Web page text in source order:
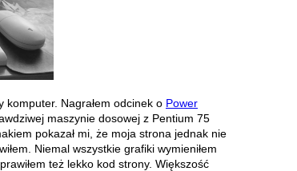
komputer. Nagrałem odcinek o Power
maszynie dosowej z Pentium 75
pokazał mi, że moja strona jednak nie
Niemal wszystkie grafiki wymieniłem
też lekko kod strony. Większość